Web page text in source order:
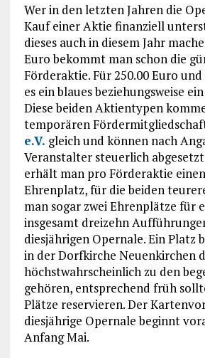
Wer in den letzten Jahren die
Kauf einer Aktie finanziell
dieses auch in diesem Jahr
Euro bekommt man schon die
Förderaktie. Für 250.00 Euro
es ein blaues beziehungsweise
Diese beiden Aktientypen
temporären
e.V. gleich und können nach
Veranstalter steuerlich
erhält man pro Förderaktie
Ehrenplatz, für die beiden
man sogar zwei Ehrenplätze für
insgesamt dreizehn
diesjährigen Opernale. Ein Platz
in der Dorfkirche Neuenkirchen
höchstwahrscheinlich zu den
gehören, entsprechend früh
Plätze reservieren. Der
diesjährige Opernale beginnt
Anfang Mai.